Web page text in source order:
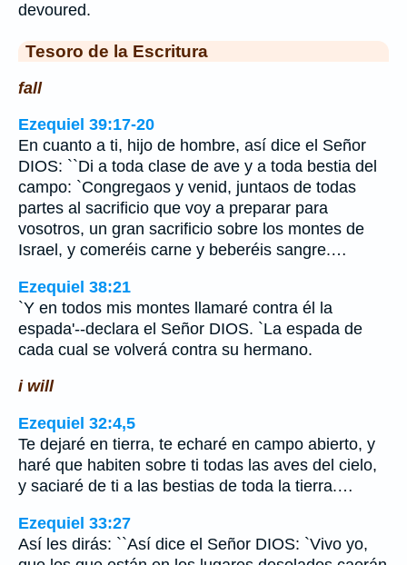
devoured.
Tesoro de la Escritura
fall
Ezequiel 39:17-20
En cuanto a ti, hijo de hombre, así dice el Señor
DIOS: ``Di a toda clase de ave y a toda bestia del
campo: `Congregaos y venid, juntaos de todas
partes al sacrificio que voy a preparar para
vosotros, un gran sacrificio sobre los montes de
Israel, y comeréis carne y beberéis sangre.…
Ezequiel 38:21
`Y en todos mis montes llamaré contra él la
espada'--declara el Señor DIOS. `La espada de
cada cual se volverá contra su hermano.
i will
Ezequiel 32:4,5
Te dejaré en tierra, te echaré en campo abierto, y
haré que habiten sobre ti todas las aves del cielo,
y saciaré de ti a las bestias de toda la tierra.…
Ezequiel 33:27
Así les dirás: ``Así dice el Señor DIOS: `Vivo yo,